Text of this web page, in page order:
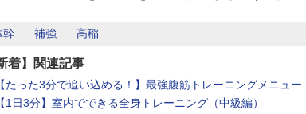
幹 補強 高稲
着】関連記事
【たった3分で追い込める！】最強腹筋トレーニングメニュー
【1日3分】室内でできる全身トレーニング（中級編）